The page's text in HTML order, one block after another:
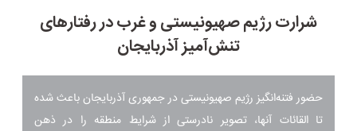
شرارت رژیم صهیونیستی و غرب در رفتار‌های
تنش‌آمیز آذربایجان
حضور فتنه‌انگیز رژیم صهیونیستی در جمهوری آذربایجان باعث شده
تا القائات آنها، تصویر نادرستی از شرایط منطقه را در ذهن